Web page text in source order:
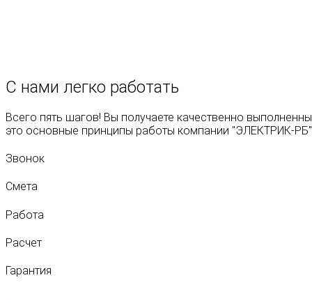
С нами легко работать
Всего пять шагов! Вы получаете качественно
это основные принципы работы компании "ЭЛЕКТРИК-
Звонок
Смета
Работа
Расчет
Гарантия